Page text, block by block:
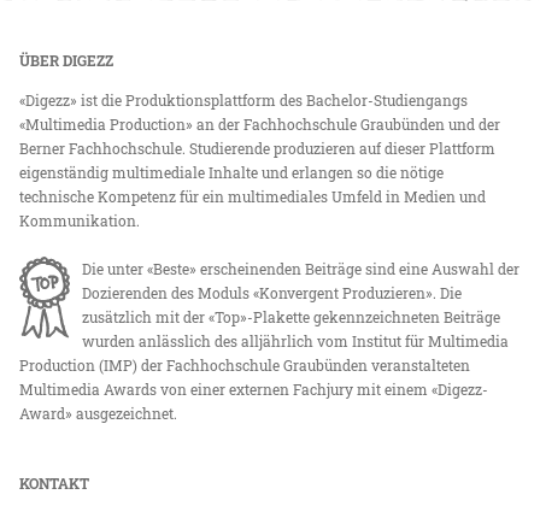
ÜBER DIGEZZ
«Digezz» ist die Produktionsplattform des Bachelor-Studiengangs
«Multimedia Production» an der Fachhochschule Graubünden und der
Berner Fachhochschule. Studierende produzieren auf dieser Plattform
eigenständig multimediale Inhalte und erlangen so die nötige
technische Kompetenz für ein multimediales Umfeld in Medien und
Kommunikation.
Die unter «Beste» erscheinenden Beiträge sind eine Auswahl der
Dozierenden des Moduls «Konvergent Produzieren». Die
zusätzlich mit der «Top»-Plakette gekennzeichneten Beiträge
wurden anlässlich des alljährlich vom Institut für Multimedia
Production (IMP) der Fachhochschule Graubünden veranstalteten
Multimedia Awards von einer externen Fachjury mit einem «Digezz-
Award» ausgezeichnet.
KONTAKT